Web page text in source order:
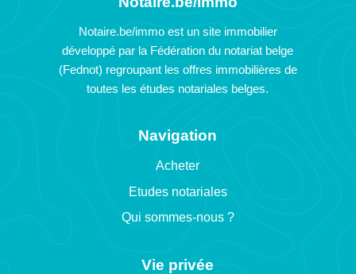
Notaire.be/immo est un site immobilier
développé par la Fédération du notariat belge
(Fednot) regroupant les offres immobilières de
toutes les études notariales belges.
Navigation
Acheter
Etudes notariales
Qui sommes-nous ?
Vie privée